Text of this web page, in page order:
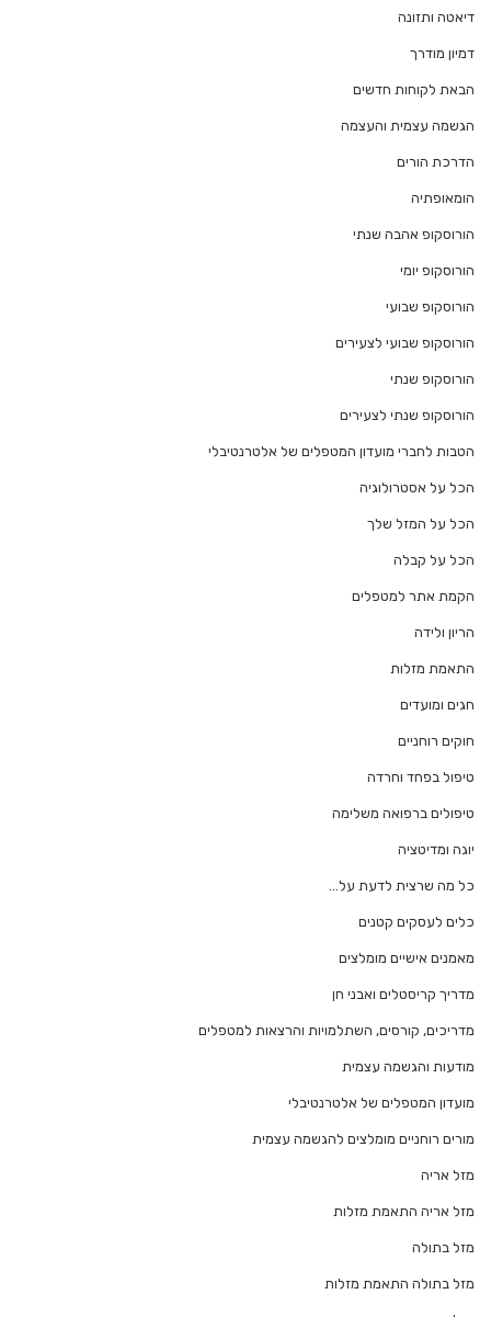
דיאטה ותזונה
דמיון מודרך
הבאת לקוחות חדשים
הגשמה עצמית והעצמה
הדרכת הורים
הומאופתיה
הורוסקופ אהבה שנתי
הורוסקופ יומי
הורוסקופ שבועי
הורוסקופ שבועי לצעירים
הורוסקופ שנתי
הורוסקופ שנתי לצעירים
הטבות לחברי מועדון המטפלים של אלטרנטיבלי
הכל על אסטרולוגיה
הכל על המזל שלך
הכל על קבלה
הקמת אתר למטפלים
הריון ולידה
התאמת מזלות
חגים ומועדים
חוקים רוחניים
טיפול בפחד וחרדה
טיפולים ברפואה משלימה
יוגה ומדיטציה
כל מה שרצית לדעת על…
כלים לעסקים קטנים
מאמנים אישיים מומלצים
מדריך קריסטלים ואבני חן
מדריכים, קורסים, השתלמויות והרצאות למטפלים
מודעות והגשמה עצמית
מועדון המטפלים של אלטרנטיבלי
מורים רוחניים מומלצים להגשמה עצמית
מזל אריה
מזל אריה התאמת מזלות
מזל בתולה
מזל בתולה התאמת מזלות